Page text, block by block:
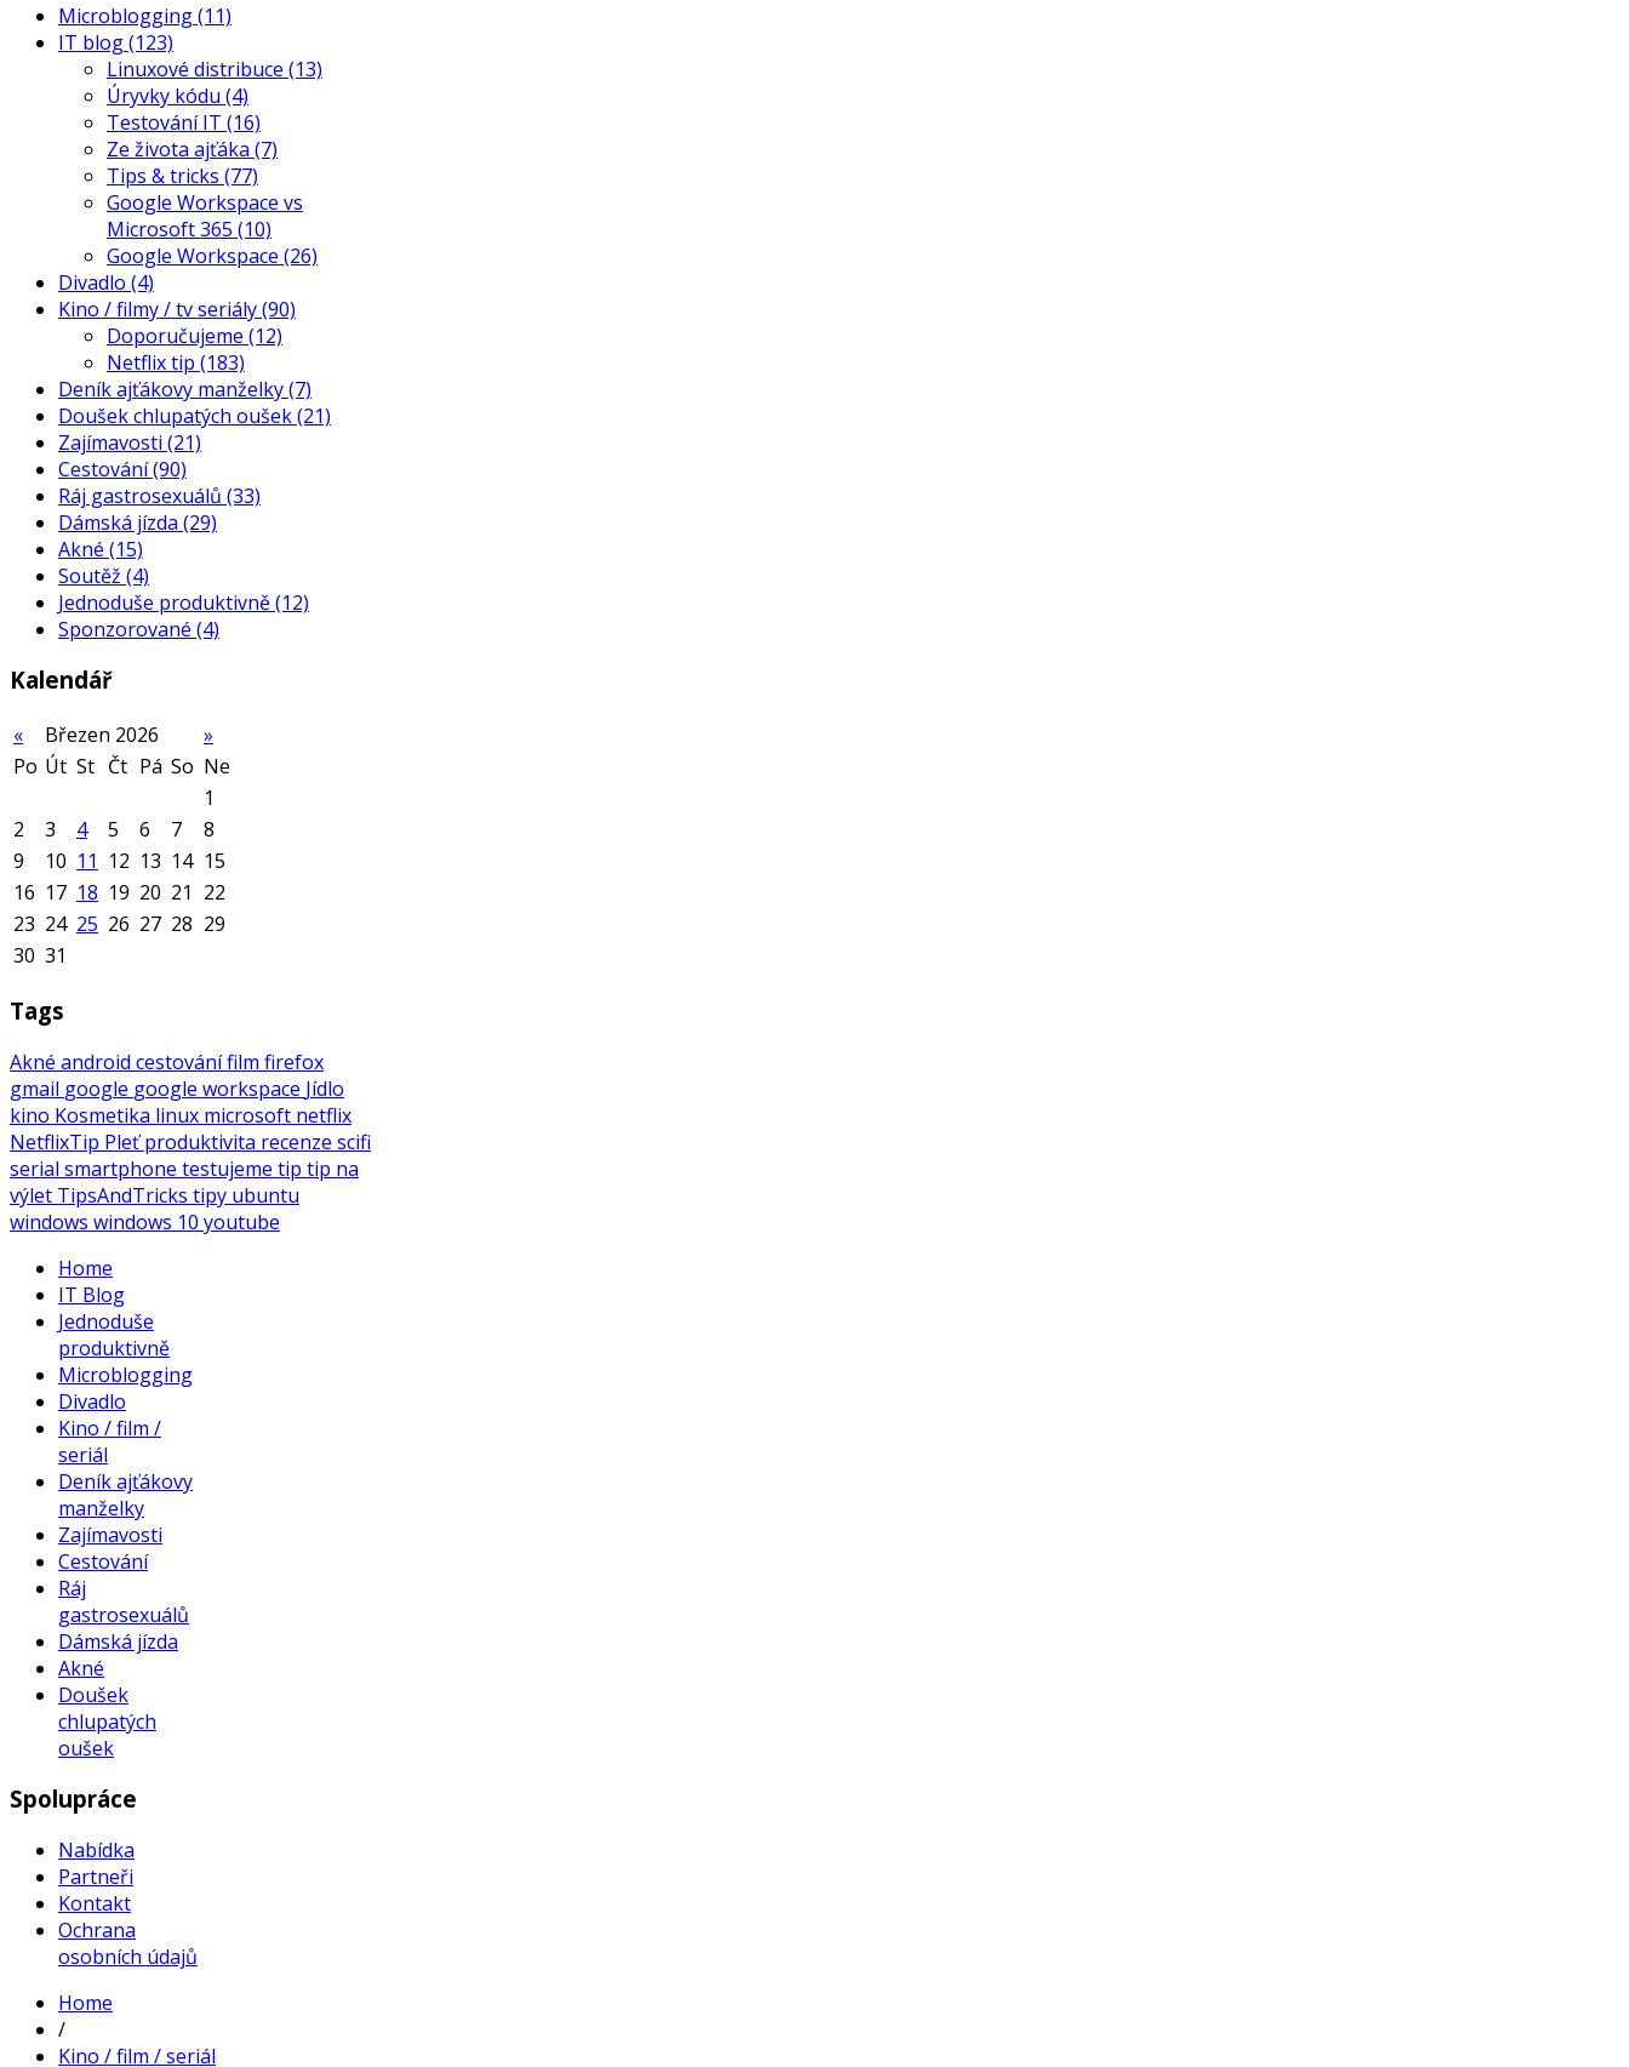
Microblogging(11)
IT blog(123)
Linuxové distribuce (13)
Úryvky kódu (4)
Testování IT (16)
Ze života ajťáka (7)
Tips & tricks (77)
Google Workspace vs
Microsoft 365 (10)
Google Workspace (26)
Divadlo (4)
Kino / filmy / tv seriály(90)
Doporučujeme (12)
Netflix tip (183)
Deník ajťákovy manželky(7)
Doušek chlupatých oušek(21)
Zajímavosti (21)
Cestování(90)
Ráj gastrosexuálů (33)
Dámská jízda (29)
Akné (15)
Soutěž (4)
Jednoduše produktivně(12)
Sponzorované (4)
Kalendář
« Březen 2026
»
Po Út St Čt Pá So Ne
1
2
3 4 5 6 7
8
9
10 11 12 13 14 15
16 17 18 19 20 21 22
23 24 25 26 27 28 29
30 31
Tags
Akné android cestovánífilm firefox
gmail google google workspace Jídlo
kino Kosmetika linux microsoft netflix
NetflixTip Pleťproduktivita recenze scifi
serial smartphone testujeme tip tip na
výlet TipsAndTricks tipy ubuntu
windows windows 10 youtube
Home
IT Blog
Jednoduše
produktivně
Microblogging
Divadlo
Kino / film /
seriál
Deník ajťákovy
manželky
Zajímavosti
Cestování
Ráj
gastrosexuálů
Dámská jízda
Akné
Doušek
chlupatých
oušek
Spolupráce
Nabídka
Partneři
Kontakt
Ochrana
osobních údajů
Home
/
Kino / film / seriál